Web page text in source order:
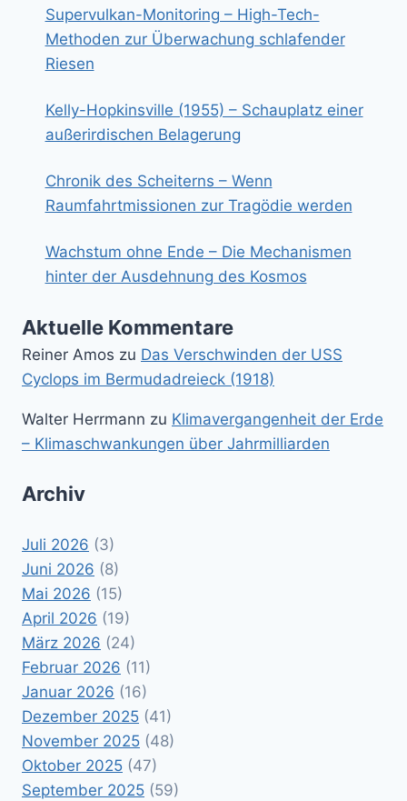
Supervulkan-Monitoring – High-Tech-
Methoden zur Überwachung schlafender
Riesen
Kelly-Hopkinsville (1955) – Schauplatz einer
außerirdischen Belagerung
Chronik des Scheiterns – Wenn
Raumfahrtmissionen zur Tragödie werden
Wachstum ohne Ende – Die Mechanismen
hinter der Ausdehnung des Kosmos
Aktuelle Kommentare
Reiner Amos zu Das Verschwinden der USS
Cyclops im Bermudadreieck (1918)
Walter Herrmann zu Klimavergangenheit der Erde
– Klimaschwankungen über Jahrmilliarden
Archiv
Juli 2026 (3)
Juni 2026 (8)
Mai 2026 (15)
April 2026 (19)
März 2026 (24)
Februar 2026 (11)
Januar 2026 (16)
Dezember 2025 (41)
November 2025 (48)
Oktober 2025 (47)
September 2025 (59)